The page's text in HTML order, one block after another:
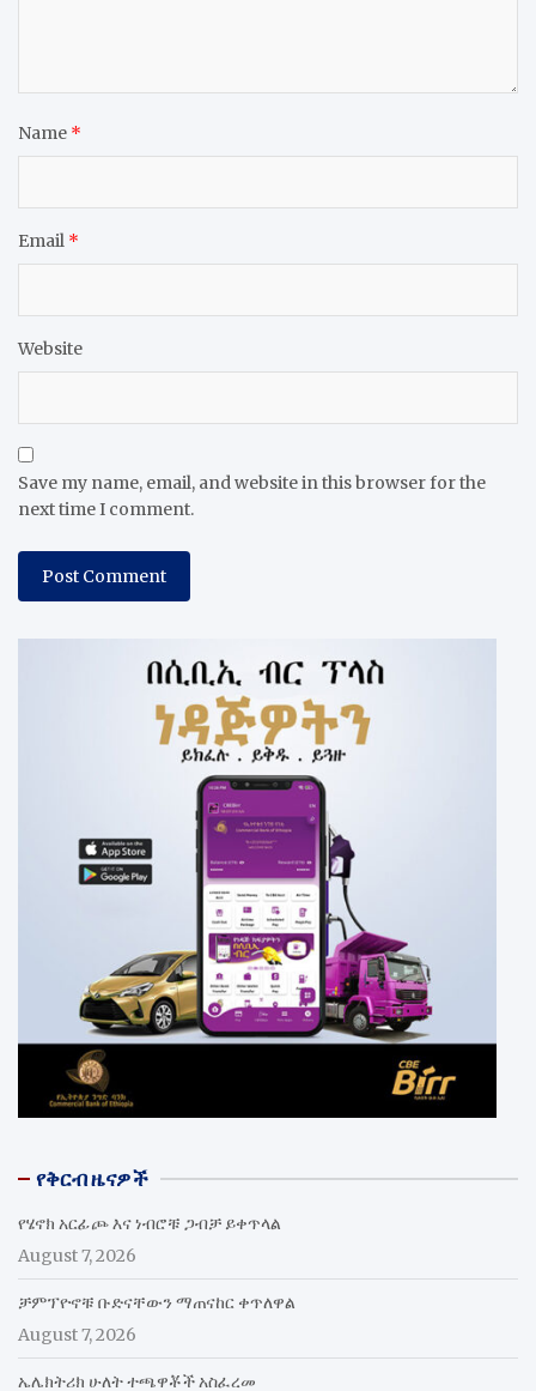
Name *
Email *
Website
Save my name, email, and website in this browser for the
next time I comment.
የቅርብ ዜናዎች
የሄኖክ አርፊጮ እና ነብሮቹ ጋብቻ ይቀጥላል
August 7, 2026
ቻምፕዮኖቹ ቡድናቸውን ማጠናከር ቀጥለዋል
August 7, 2026
ኤሌክትሪክ ሁለት ተጫዋቾች አስፈረመ